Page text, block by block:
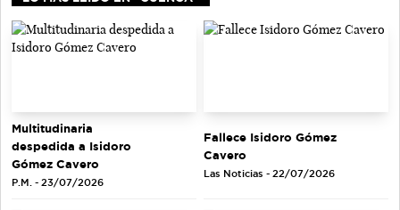
Multitudinaria
despedida a Isidoro
Gómez Cavero
P.M. - 23/07/2026
Fallece Isidoro Gómez
Cavero
Las Noticias - 22/07/2026